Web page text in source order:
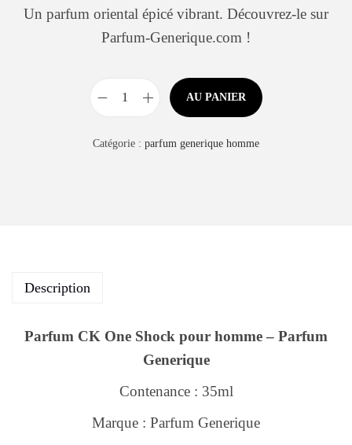
Un parfum oriental épicé vibrant. Découvrez-le sur
Parfum-Generique.com !
AU PANIER
Catégorie : parfum generique homme
Description
Parfum CK One Shock pour homme – Parfum
Generique
Contenance : 35ml
Marque : Parfum Generique